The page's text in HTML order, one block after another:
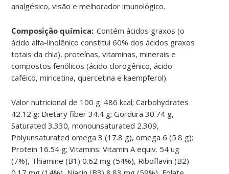
analgésico, visão e melhorador imunológico.
Composição química:Contém ácidos graxos (o
ácido alfa-linolênico constitui 60% dos ácidos graxos
totais da chia), proteínas, vitaminas, minerais e
compostos fenólicos (ácido clorogênico, ácido
caféico, miricetina, quercetina e kaempferol).
Valor nutricional de 100 g: 486 kcal; Carbohydrates
42.12 g; Dietary fiber 34.4 g;Gordura 30.74 g,
Saturated 3.330, monounsaturated 2.309,
Polyunsaturated omega 3 (17.8 g), omega 6 (5.8 g);
Protein 16.54 g; Vitamins: Vitamin A equiv. 54 ug
(7%), Thiamine (B1) 0.62 mg (54%), Riboflavin (B2)